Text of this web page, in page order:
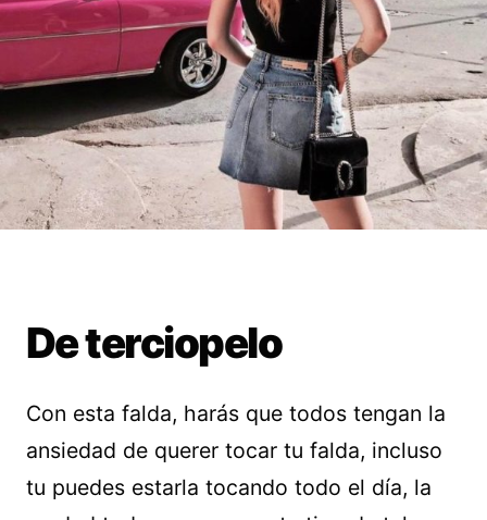
De terciopelo
Con esta falda, harás que todos tengan la
ansiedad de querer tocar tu falda, incluso
tu puedes estarla tocando todo el día, la